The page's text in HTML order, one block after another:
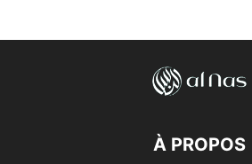
À PROPOS